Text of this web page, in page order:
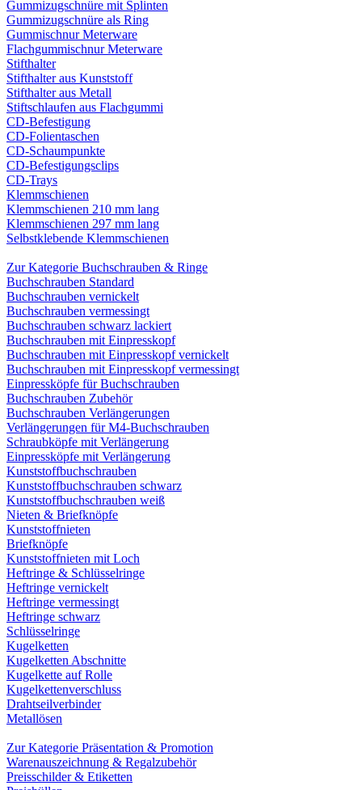
Gummizugschnüre mit Splinten
Gummizugschnüre als Ring
Gummischnur Meterware
Flachgummischnur Meterware
Stifthalter
Stifthalter aus Kunststoff
Stifthalter aus Metall
Stiftschlaufen aus Flachgummi
CD-Befestigung
CD-Folientaschen
CD-Schaumpunkte
CD-Befestigungsclips
CD-Trays
Klemmschienen
Klemmschienen 210 mm lang
Klemmschienen 297 mm lang
Selbstklebende Klemmschienen
Zur Kategorie Buchschrauben & Ringe
Buchschrauben Standard
Buchschrauben vernickelt
Buchschrauben vermessingt
Buchschrauben schwarz lackiert
Buchschrauben mit Einpresskopf
Buchschrauben mit Einpresskopf vernickelt
Buchschrauben mit Einpresskopf vermessingt
Einpressköpfe für Buchschrauben
Buchschrauben Zubehör
Buchschrauben Verlängerungen
Verlängerungen für M4-Buchschrauben
Schraubköpfe mit Verlängerung
Einpressköpfe mit Verlängerung
Kunststoffbuchschrauben
Kunststoffbuchschrauben schwarz
Kunststoffbuchschrauben weiß
Nieten & Briefknöpfe
Kunststoffnieten
Briefknöpfe
Kunststoffnieten mit Loch
Heftringe & Schlüsselringe
Heftringe vernickelt
Heftringe vermessingt
Heftringe schwarz
Schlüsselringe
Kugelketten
Kugelketten Abschnitte
Kugelkette auf Rolle
Kugelkettenverschluss
Drahtseilverbinder
Metallösen
Zur Kategorie Präsentation & Promotion
Warenauszeichnung & Regalzubehör
Preisschilder & Etiketten